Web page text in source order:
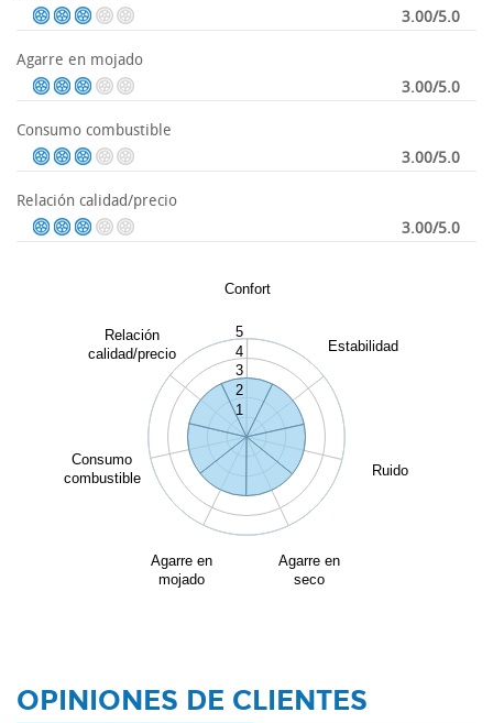
3.00/5.0
Agarre en mojado
3.00/5.0
Consumo combustible
3.00/5.0
Relación calidad/precio
3.00/5.0
Confort
Estabilidad
Ruido
Agarre en
seco
Agarre en
mojado
Consumo
combustible
Relación
calidad/precio
1
2
3
4
5
OPINIONES DE CLIENTES